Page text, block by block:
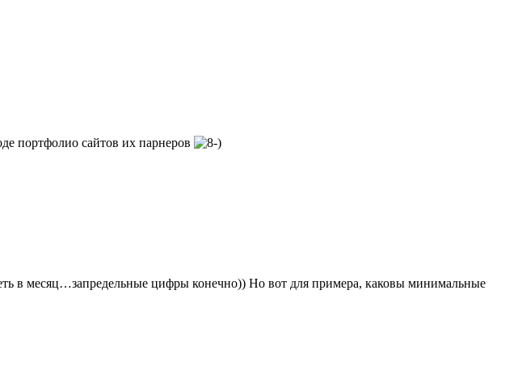
портфолио сайтов их парнеров
в месяц…запредельные цифры конечно)) Но вот для примера, каковы минимальные